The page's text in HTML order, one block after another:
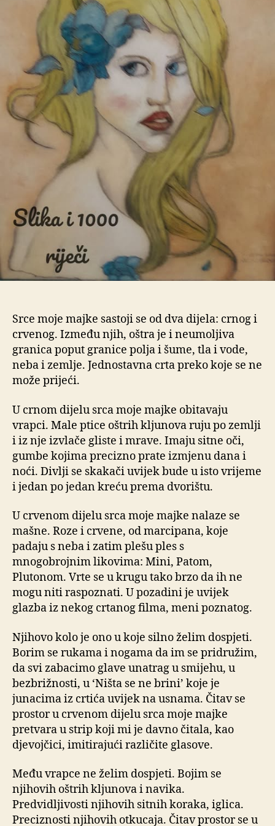
Srce moje majke sastoji se od dva dijela: crnog i
crvenog. Između njih, oštra je i neumoljiva
granica poput granice polja i šume, tla i vode,
neba i zemlje. Jednostavna crta preko koje se ne
može prijeći.
U crnom dijelu srca moje majke obitavaju
vrapci. Male ptice oštrih kljunova ruju po zemlji
i iz nje izvlače gliste i mrave. Imaju sitne oči,
gumbe kojima precizno prate izmjenu dana i
noći. Divlji se skakači uvijek bude u isto vrijeme
i jedan po jedan kreću prema dvorištu.
U crvenom dijelu srca moje majke nalaze se
mašne. Roze i crvene, od marcipana, koje
padaju s neba i zatim plešu ples s
mnogobrojnim likovima: Mini, Patom,
Plutonom. Vrte se u krugu tako brzo da ih ne
mogu niti raspoznati. U pozadini je uvijek
glazba iz nekog crtanog filma, meni poznatog.
Njihovo kolo je ono u koje silno želim dospjeti.
Borim se rukama i nogama da im se pridružim,
da svi zabacimo glave unatrag u smijehu, u
bezbrižnosti, u ‘Ništa se ne brini’ koje je
junacima iz crtića uvijek na usnama. Čitav se
prostor u crvenom dijelu srca moje majke
pretvara u strip koji mi je davno čitala, kao
djevojčici, imitirajući različite glasove.
Među vrapce ne želim dospjeti. Bojim se
njihovih oštrih kljunova i navika.
Predvidljivosti njihovih sitnih koraka, iglica.
Preciznosti njihovih otkucaja. Čitav prostor se u